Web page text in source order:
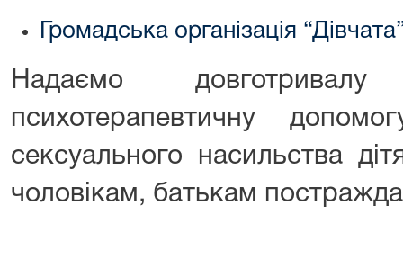
Громадська організація
Надаємо
психотерапевтичну
сексуального насильства
чоловікам, батькам